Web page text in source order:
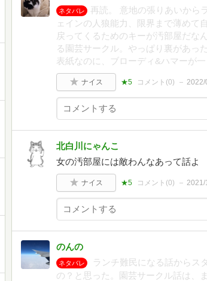
ネタバレ
再読。 意地の張りあいから
ェインの人狼能力、限界まで薄めて
戻ってくるためのキーが汚部屋だな
る園芸サークル。やっぱり裏があっ
表紙なのに、ブローディ&ハマーが
ナイス ★5 コメント(0) 2022/
北白川にゃんこ
女の汚部屋には敵わんなあって話よ
ナイス ★5 コメント(0) 2021/
のんの
ネタバレ
ランチ難民になる話からス
の？と思った。園芸サークル話は、